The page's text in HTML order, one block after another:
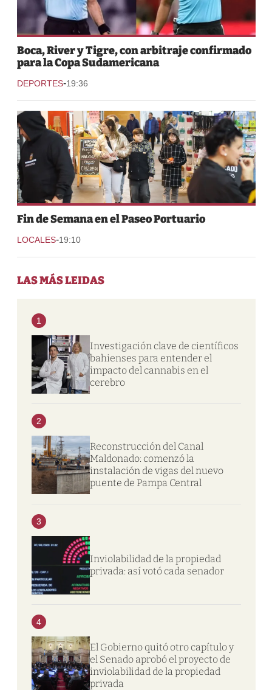
Boca, River y Tigre, con arbitraje confirmado
para la Copa Sudamericana
DEPORTES-19:36
Fin de Semana en el Paseo Portuario
LOCALES-19:10
LAS MÁS LEIDAS
1
Investigación clave de científicos
bahienses para entender el
impacto del cannabis en el
cerebro
2
Reconstrucción del Canal
Maldonado: comenzó la
instalación de vigas del nuevo
puente de Pampa Central
3
Inviolabilidad de la propiedad
privada: así votó cada senador
4
El Gobierno quitó otro capítulo y
el Senado aprobó el proyecto de
inviolabilidad de la propiedad
privada